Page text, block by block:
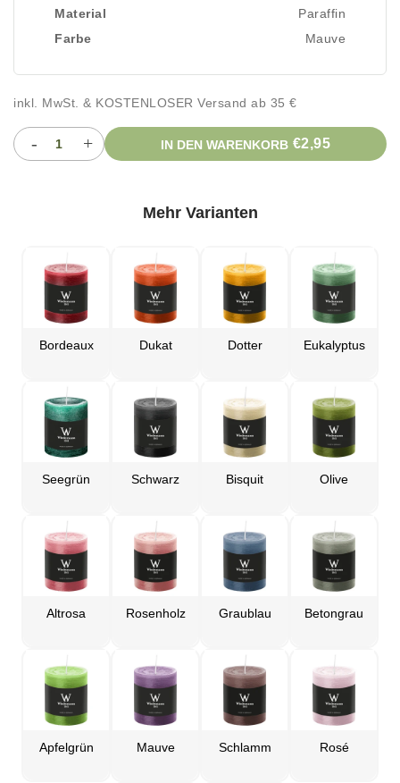
Material
Paraffin
Farbe
Mauve
inkl. MwSt. & KOSTENLOSER Versand ab 35 €
- + IN DEN WARENKORB €2,95
Mehr Varianten
Bordeaux Dukat Dotter Eukalyptus
Seegrün Schwarz Bisquit Olive
Altrosa Rosenholz Graublau Betongrau
Apfelgrün Mauve Schlamm Rosé